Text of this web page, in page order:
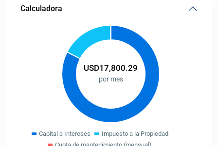
Calculadora
USD17,800.29
por mes
Capital e Intereses
Impuesto a la Propiedad
Cuota de mantenimiento (mensual)